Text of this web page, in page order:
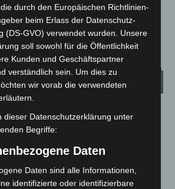
Wetter
19.7°C 20.7
18.8°
durch den Europäischen Richtlinien-
beim Erlass der Datenschutz-
(DS-GVO) verwendet wurden. Unsere
soll sowohl für die Öffentlichkeit
Kunden und Geschäftspartner
verständlich sein. Um dies zu
wir vorab die verwendeten
dieser Datenschutzerklärung unter
Begriffe:
Daten
Daten sind alle Informationen,
identifizierte oder identifizierbare